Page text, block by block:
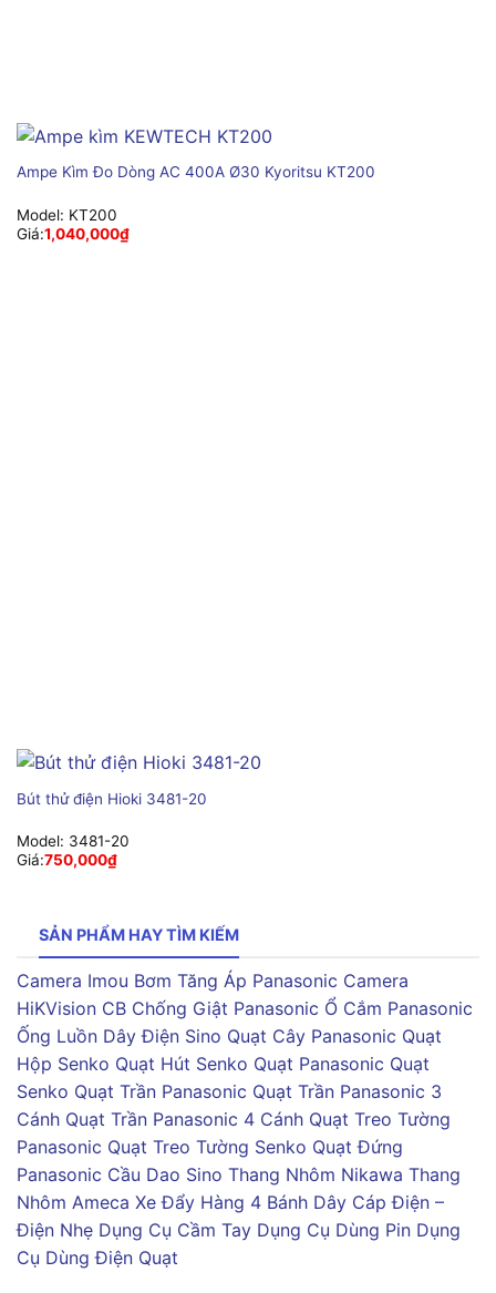
Ampe Kìm Đo Dòng AC 400A Ø30 Kyoritsu KT200
Model: KT200
Giá:1,040,000₫
Bút thử điện Hioki 3481-20
Model: 3481-20
Giá:750,000₫
SẢN PHẨM HAY TÌM KIẾM
Camera Imou Bơm Tăng Áp Panasonic Camera
HiKVision CB Chống Giật Panasonic Ổ Cắm Panasonic
Ống Luồn Dây Điện Sino Quạt Cây Panasonic Quạt
Hộp Senko Quạt Hút Senko Quạt Panasonic Quạt
Senko Quạt Trần Panasonic Quạt Trần Panasonic 3
Cánh Quạt Trần Panasonic 4 Cánh Quạt Treo Tường
Panasonic Quạt Treo Tường Senko Quạt Đứng
Panasonic Cầu Dao Sino Thang Nhôm Nikawa Thang
Nhôm Ameca Xe Đẩy Hàng 4 Bánh Dây Cáp Điện –
Điện Nhẹ Dụng Cụ Cầm Tay Dụng Cụ Dùng Pin Dụng
Cụ Dùng Điện Quạt